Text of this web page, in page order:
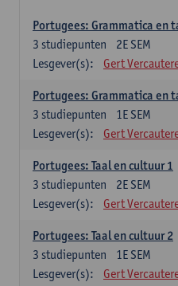
Portugees: Grammatica en
2E SEM
3 studiepunten
Lesgever(s):
Gert
Portugees: Grammatica en
1E SEM
3 studiepunten
Lesgever(s):
Gert
Portugees: Taal en cultuur 1
2E SEM
3 studiepunten
Lesgever(s):
Gert
Portugees: Taal en cultuur 2
1E SEM
3 studiepunten
Lesgever(s):
Gert